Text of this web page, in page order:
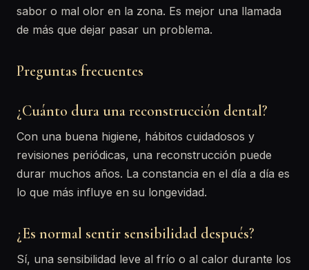
sabor o mal olor en la zona. Es mejor una llamada
de más que dejar pasar un problema.
Preguntas frecuentes
¿Cuánto dura una reconstrucción dental?
Con una buena higiene, hábitos cuidadosos y
revisiones periódicas, una reconstrucción puede
durar muchos años. La constancia en el día a día es
lo que más influye en su longevidad.
¿Es normal sentir sensibilidad después?
Sí, una sensibilidad leve al frío o al calor durante los